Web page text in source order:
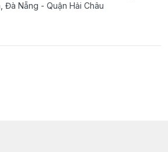
Đà Nẵng - Quận Hải Châu